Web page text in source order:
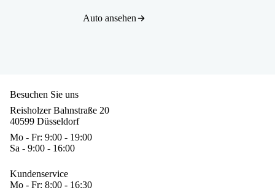
Auto ansehen
Besuchen Sie uns
Reisholzer Bahnstraße 20
40599 Düsseldorf
Mo - Fr: 9:00 - 19:00
Sa - 9:00 - 16:00
Kundenservice
Mo - Fr: 8:00 - 16:30